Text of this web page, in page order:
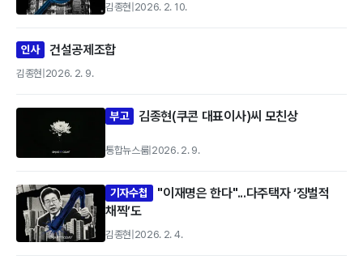
김종현 2026. 2. 10.
인사 건설공제조합
김종현 2026. 2. 9.
부고 김종현(쿠콘 대표이사)씨 모친상
통합뉴스룸|2026. 2. 9.
기자수첩
"이재명은 한다"...다주택자 ‘징벌적
채찍’도
김종현|2026. 2. 4.